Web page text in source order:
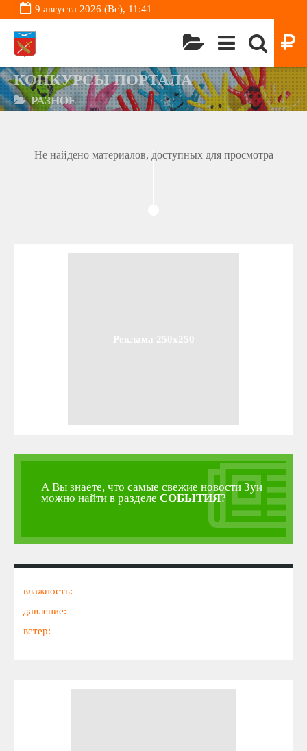
9 августа 2026 (Вс), 11:41
КОНКУРСЫ ПОРТАЛА
РАЗНОЕ
Не найдено материалов, доступных для просмотра
Реклама 250x250
А Вы знаете, что самые свежие новости Зуи
можно найти в разделе СОБЫТИЯ?
влажность:
давление:
ветер: